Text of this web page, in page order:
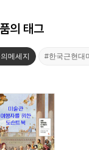
의 태그
메세지 #한국근현대